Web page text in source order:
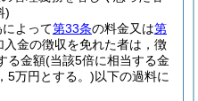
)
よって第33条の料金又は第
入金の徴収を免れた者は，徴
る金額(当該5倍に相当する金
5万円とする。)以下の過料に